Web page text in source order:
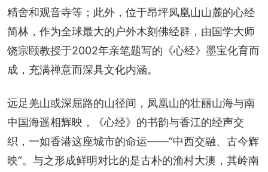
精舍和观音寺等；此外，位于昂坪凤凰山山麓的心经
简林，作为全球最大的户外木刻佛经群，由国学大师
饶宗颐教授于2002年亲笔题写的《心经》墨宝化育而
成，充满禅意而深具文化内涵。
远足羌山或深屈路的山径间，凤凰山的壮丽山海与南
中国海遥相辉映，《心经》的书韵与香江的经声交
织，一如香港这座城市的命运——“中西交融、古今辉
映”。与之形成鲜明对比的是古朴的渔村大澳，其岭南